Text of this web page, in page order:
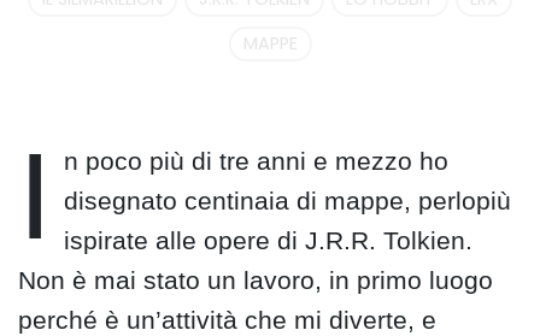
MAPPE
I
n poco più di tre anni e mezzo ho
disegnato centinaia di mappe, perlopiù
ispirate alle opere di J.R.R. Tolkien.
Non è mai stato un lavoro, in primo luogo
perché è un’attività che mi diverte, e